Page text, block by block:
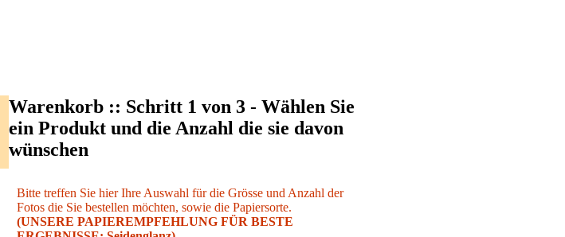
Warenkorb :: Schritt 1 von 3 - Wählen Sie
ein Produkt und die Anzahl die sie davon
wünschen
Bitte treffen Sie hier Ihre Auswahl für die Grösse und Anzahl der
Fotos die Sie bestellen möchten, sowie die Papiersorte.
(UNSERE PAPIEREMPFEHLUNG FÜR BESTE